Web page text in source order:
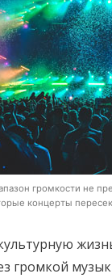
громкости не
концерты
громкой